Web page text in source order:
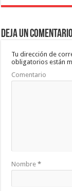
Deja un comentario
Tu dirección de
obligatorios están
Comentario
Nombre*